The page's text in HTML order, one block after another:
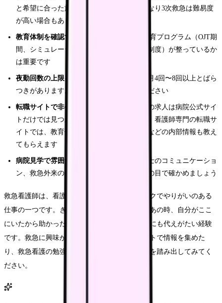
と希望に合った施設を選びましょう。いきなり3次救急は難易度
が高い場合もあります
教育体制を確認する
：ER未経験者向けの教育プログラム（OJT期
間、シミュレーション研修、プリセプター制度）が整っているか
は重要です
夜勤回数の上限を確認する
：施設によって月4回〜8回以上とばら
つきがあります。自分の体力と相談してください
転職サイトで非公開求人を探す
：救急外来の求人は病院公式サイ
トだけでは見つかりにくいことがあります。看護師専門の転職サ
イトでは、教育体制や夜勤回数、残業時間などの内部情報も教え
てもらえます
病院見学で雰囲気を確認する
：スタッフ同士のコミュニケーショ
ン、救急外来の動線、設備の充実度を自分の目で確かめましょう
救急看護師は、看護師の中でも最もダイナミックでやりがいのある
仕事の一つです。きつさは否定しませんが、「あの時、自分がここ
にいたから助かった」と思える瞬間は、他の何にも代えがたい経験
です。救急に興味があるなら、まずは転職サイトで情報を集めた
り、救急看護の勉強会に参加したりして、一歩を踏み出してみてく
ださい。